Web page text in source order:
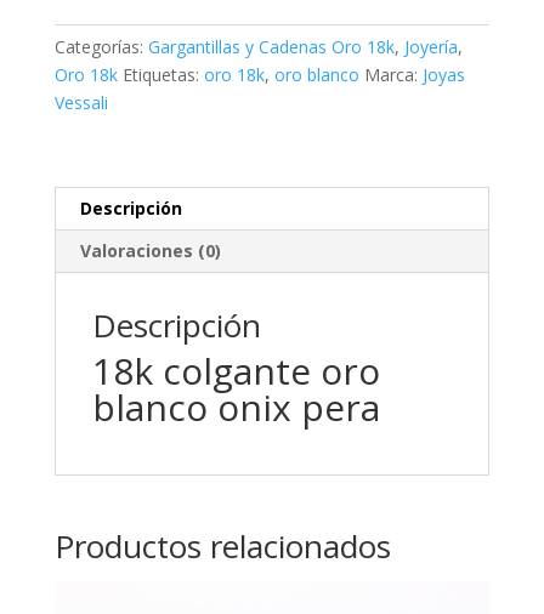
cantidad
Categorías: Gargantillas y Cadenas Oro 18k, Joyería,
Oro 18k Etiquetas: oro 18k, oro blanco Marca: Joyas
Vessali
Descripción
Valoraciones (0)
Descripción
18k colgante oro
blanco onix pera
Productos relacionados